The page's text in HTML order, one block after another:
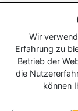
Wir
Erfahrung zu
Betrieb der
die
können